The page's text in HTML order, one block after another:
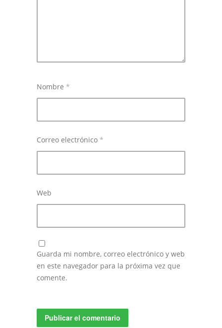
Nombre *
Correo electrónico *
Web
Guarda mi nombre, correo electrónico y web
en este navegador para la próxima vez que
comente.